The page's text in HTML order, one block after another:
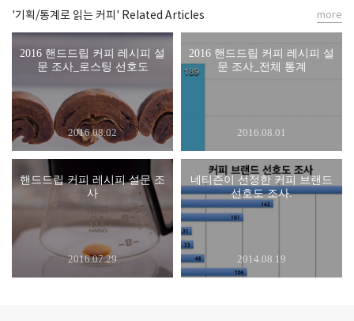
'기획/통계로 읽는 커피' Related Articles
2016 핸드드립 커피 레시피 설
문 조사_로스팅 선호도
2016.08.02
2016 핸드드립 커피 레시피 설
문 조사_전체 통계
2016.08.01
핸드드립 커피 레시피 설문 조
사
2016.07.29
네티즌이 선정한 커피 브랜드
선호도 조사.
2014.08.19
more